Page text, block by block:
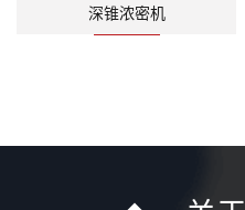
深锥浓密机